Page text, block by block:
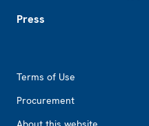
Press
Terms of Use
Procurement